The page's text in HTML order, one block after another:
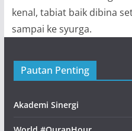
kenal, tabiat baik dibina
sampai ke syurga.
Pautan Penting
Akademi Sinergi